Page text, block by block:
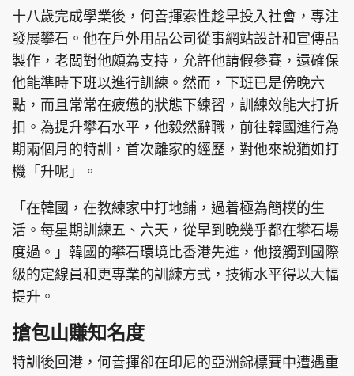
十八歲完成學業後，何善揮索性趁早投入社會，專注
發展攀石。他在戶外用品公司從事網站設計和宣傳品
製作，老闆對他頗為支持，允許他請假參賽，還確保
他能準時下班以進行訓練。然而，下班已是傍晚六
點，而且常常在疲憊的狀態下練習，訓練效能大打折
扣。為提升攀石水平，他毅然辭職，前往韓國進行為
期兩個月的特訓，首次離家的經歷，對他來說猶如打
機「升呢」。
「在韓國，在教練家中打地鋪，過着極為簡樸的生
活。每星期訓練五、六天，從早到晚幾乎都在攀石場
度過。」韓國的攀石環境比香港先進，他接觸到國際
級的定線員和更專業的訓練方式，技術水平得以大幅
提升。
搶包山賺知名度
特訓後回港，何善揮卻在印尼的亞洲錦標賽中遭遇重